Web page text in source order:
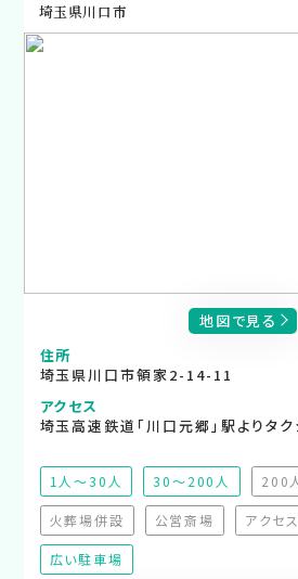
埼玉県川口市
地図で見る
住所
埼玉県川口市領家2-14-11
アクセス
埼玉高速鉄道「川口元郷」駅よりタ
1人～30人 30～200人
200
火葬場併設
（非対応）
公営斎場
（非対応）
アクセ
広い駐車場